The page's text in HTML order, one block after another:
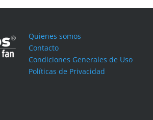
Quienes somos
Contacto
Condiciones Generales de Uso
Políticas de Privacidad